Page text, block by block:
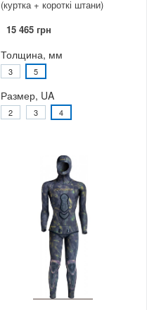
(куртка + короткі штани)
15 465 грн
Толщина, мм
3 5
Размер, UA
2 3 4